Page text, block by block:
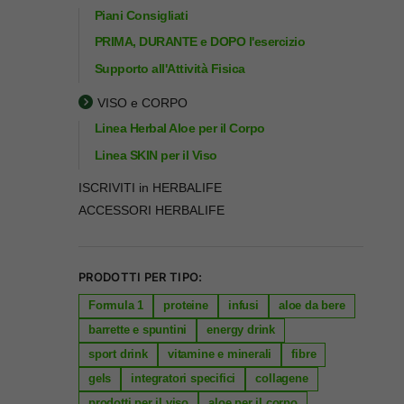
Piani Consigliati
PRIMA, DURANTE e DOPO l'esercizio
Supporto all'Attività Fisica
VISO e CORPO
Linea Herbal Aloe per il Corpo
Linea SKIN per il Viso
ISCRIVITI in HERBALIFE
ACCESSORI HERBALIFE
PRODOTTI PER TIPO:
Formula 1 proteine infusi
aloe da bere
barrette e spuntini
energy drink
sport drink
vitamine e minerali
fibre
gels
integratori specifici
collagene